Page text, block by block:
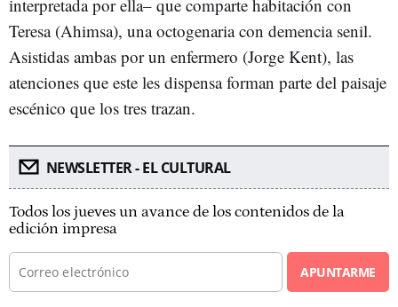
interpretada por ella– que comparte habitación con
Teresa (Ahimsa), una octogenaria con demencia senil.
Asistidas ambas por un enfermero (Jorge Kent), las
atenciones que este les dispensa forman parte del paisaje
escénico que los tres trazan.
NEWSLETTER - EL CULTURAL
Todos los jueves un avance de los contenidos de la
edición impresa
APUNTARME